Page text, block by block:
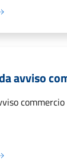
avviso
commercio